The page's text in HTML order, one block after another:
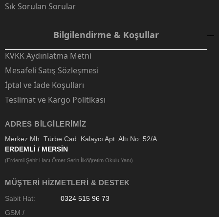
Sık Sorulan Sorular
Bilgilendirme & Koşullar
KVKK Aydınlatma Metni
Mesafeli Satış Sözleşmesi
İptal ve İade Koşulları
Teslimat ve Kargo Politikası
ADRES BILGILERIMIZ
Merkez Mh. Türbe Cad. Kalaycı Apt. Altı No: 52/A
ERDEMLİ / MERSİN
(Erdemli Şehit Hacı Ömer Serin İlköğretim Okulu Yanı)
MÜŞTERI HIZMETLERI & DESTEK
Sabit Hat:
0324 515 96 73
GSM /